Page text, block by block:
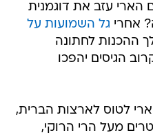
הארי עזב את דוגמנית
אחרי גל השמועות על
ההכנות לחתונה
הגיסים יהפכו
לטוס לארצות הברית,
מעל הרי הרוקי,